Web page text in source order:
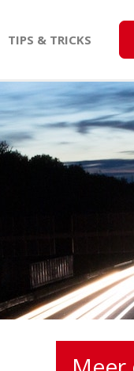
TIPS & TRICKS